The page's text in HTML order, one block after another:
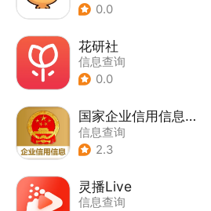
0.0
花研社
信息查询
0.0
国家企业信用信息公示系统
信息查询
2.3
灵播Live
信息查询